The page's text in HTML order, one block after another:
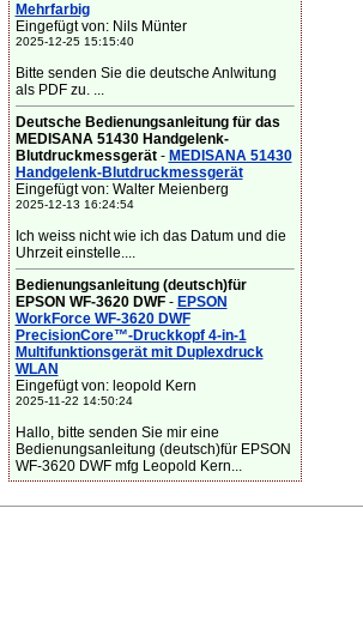
Mehrfarbig
Eingefügt von: Nils Münter
2025-12-25 15:15:40
Bitte senden Sie die deutsche Anlwitung
als PDF zu. ...
Deutsche Bedienungsanleitung für das
MEDISANA 51430 Handgelenk-
Blutdruckmessgerät- MEDISANA 51430
Handgelenk-Blutdruckmessgerät
Eingefügt von: Walter Meienberg
2025-12-13 16:24:54
Ich weiss nicht wie ich das Datum und die
Uhrzeit einstelle....
Bedienungsanleitung (deutsch)für
EPSON WF-3620 DWF- EPSON
WorkForce WF-3620 DWF
PrecisionCore™-Druckkopf 4-in-1
Multifunktionsgerät mit Duplexdruck
WLAN
Eingefügt von: leopold Kern
2025-11-22 14:50:24
Hallo, bitte senden Sie mir eine
Bedienungsanleitung (deutsch)für EPSON
WF-3620 DWF mfg Leopold Kern...